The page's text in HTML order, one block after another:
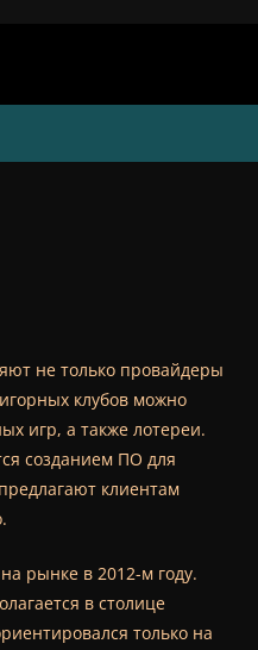
не только провайдеры
клубов можно
игр, а также лотереи.
созданием ПО для
клиентам
рынке в 2012-м году.
в столице
только на